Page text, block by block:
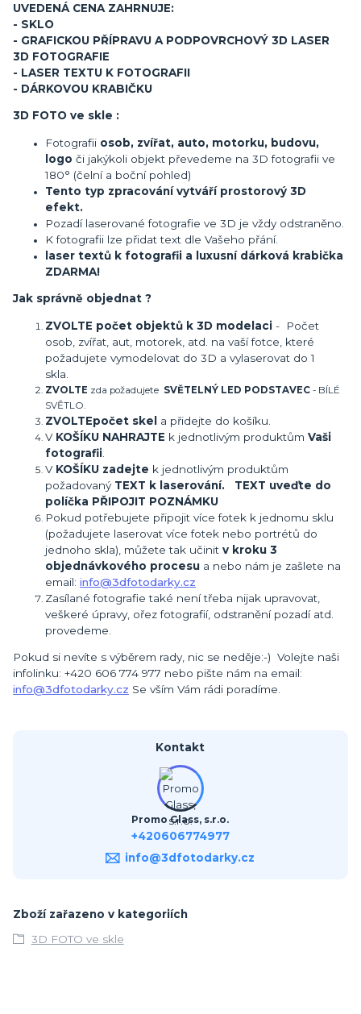
UVEDENÁ CENA ZAHRNUJE:
- SKLO
- GRAFICKOU PŘÍPRAVU A PODPOVRCHOVÝ 3D LASER
3D FOTOGRAFIE
- LASER TEXTU K FOTOGRAFII
- DÁRKOVOU KRABIČKU
3D FOTO ve skle :
Fotografii osob, zvířat, auto, motorku, budovu,
logo či jakýkoli objekt převedeme na 3D fotografii ve
180° (čelní a boční pohled)
Tento typ zpracování vytváří prostorový 3D
efekt.
Pozadí laserované fotografie ve 3D je vždy odstraněno.
K fotografii lze přidat text dle Vašeho přání.
laser textů k fotografii a luxusní dárková krabička
ZDARMA!
Jak správně objednat ?
ZVOLTE počet objektů k 3D modelaci - Počet
osob, zvířat, aut, motorek, atd. na vaší fotce, které
požadujete vymodelovat do 3D a vylaserovat do 1
skla.
ZVOLTE zda požadujete SVĚTELNÝ LED PODSTAVEC - BÍLÉ
SVĚTLO.
ZVOLTEpočet skel
a přidejte do košíku.
V KOŠÍKU NAHRAJTE k jednotlivým produktům Vaši
fotografii
V KOŠÍKU zadejte k jednotlivým produktům
požadovaný TEXT k laserování. TEXT uveďte do
políčka PŘIPOJIT POZNÁMKU
Pokud potřebujete připojit více fotek k jednomu sklu
(požadujete laserovat více fotek nebo portrétů do
jednoho skla), můžete tak učinit v kroku 3
objednávkového procesu a nebo nám je zašlete na
email: info@3dfotodarky.cz
Zasílané fotografie také není třeba nijak upravovat,
veškeré úpravy, ořez fotografií, odstranění pozadí atd.
provedeme.
Pokud si nevíte s výběrem rady, nic se neděje:-) Volejte naši
infolinku: +420 606 774 977 nebo pište nám na email:
info@3dfotodarky.cz Se vším Vám rádi poradíme.
Kontakt
Promo Glass, s.r.o.
+420606774977
info@3dfotodarky.cz
Zboží zařazeno v kategoriích
3D FOTO ve skle